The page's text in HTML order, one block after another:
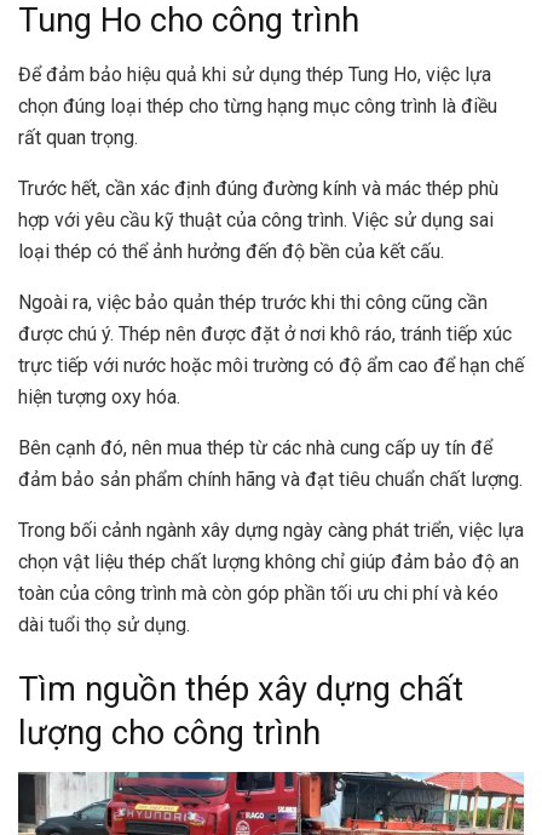
Tung Ho cho công trình
Để đảm bảo hiệu quả khi sử dụng thép Tung Ho, việc lựa
chọn đúng loại thép cho từng hạng mục công trình là điều
rất quan trọng.
Trước hết, cần xác định đúng đường kính và mác thép phù
hợp với yêu cầu kỹ thuật của công trình. Việc sử dụng sai
loại thép có thể ảnh hưởng đến độ bền của kết cấu.
Ngoài ra, việc bảo quản thép trước khi thi công cũng cần
được chú ý. Thép nên được đặt ở nơi khô ráo, tránh tiếp xúc
trực tiếp với nước hoặc môi trường có độ ẩm cao để hạn chế
hiện tượng oxy hóa.
Bên cạnh đó, nên mua thép từ các nhà cung cấp uy tín để
đảm bảo sản phẩm chính hãng và đạt tiêu chuẩn chất lượng.
Trong bối cảnh ngành xây dựng ngày càng phát triển, việc lựa
chọn vật liệu thép chất lượng không chỉ giúp đảm bảo độ an
toàn của công trình mà còn góp phần tối ưu chi phí và kéo
dài tuổi thọ sử dụng.
Tìm nguồn thép xây dựng chất
lượng cho công trình